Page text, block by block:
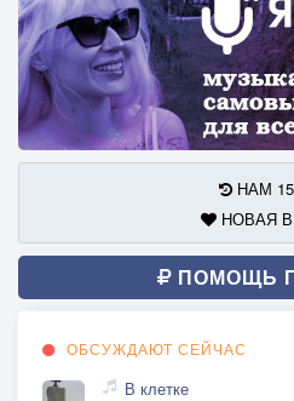
НАМ
НОВАЯ
ПОМОЩЬ
ОБСУЖДАЮТ СЕЙЧАС
В клетке